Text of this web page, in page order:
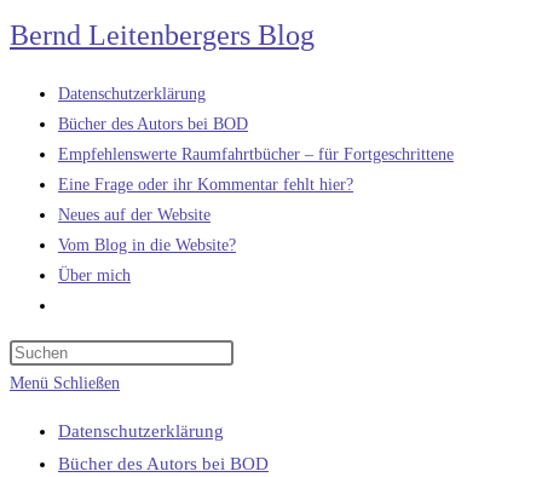
Zum
Inhalt
springen
Bernd Leitenbergers Blog
Datenschutzerklärung
Bücher des Autors bei BOD
Empfehlenswerte Raumfahrtbücher – für Fortgeschrittene
Eine Frage oder ihr Kommentar fehlt hier?
Neues auf der Website
Vom Blog in die Website?
Über mich
umschalten
Menü Schließen
Datenschutzerklärung
Bücher des Autors bei BOD